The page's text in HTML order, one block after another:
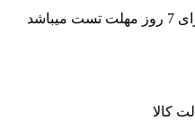
تست میباشد
کالا